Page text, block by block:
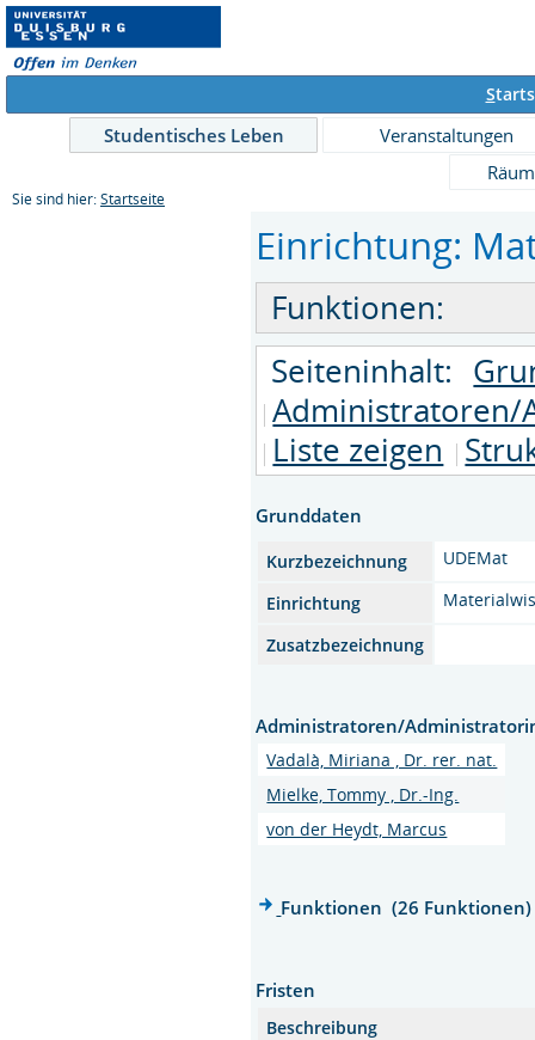
S
Studentisches Leben
Veranstaltungen
Sie sind hier: Startseite
Einrichtung:
Funktionen:
Seiteninhalt:
Liste zeigen
Grunddaten
Kurzbezeichnung
UDEMat
Einrichtung
Zusatzbezeichnung
Administratoren/
Vadalà, Miriana , Dr. rer. nat.
Mielke, Tommy , Dr.-Ing.
von der Heydt, Marcus
Funktionen (26 Funktionen)
Fristen
Beschreibung